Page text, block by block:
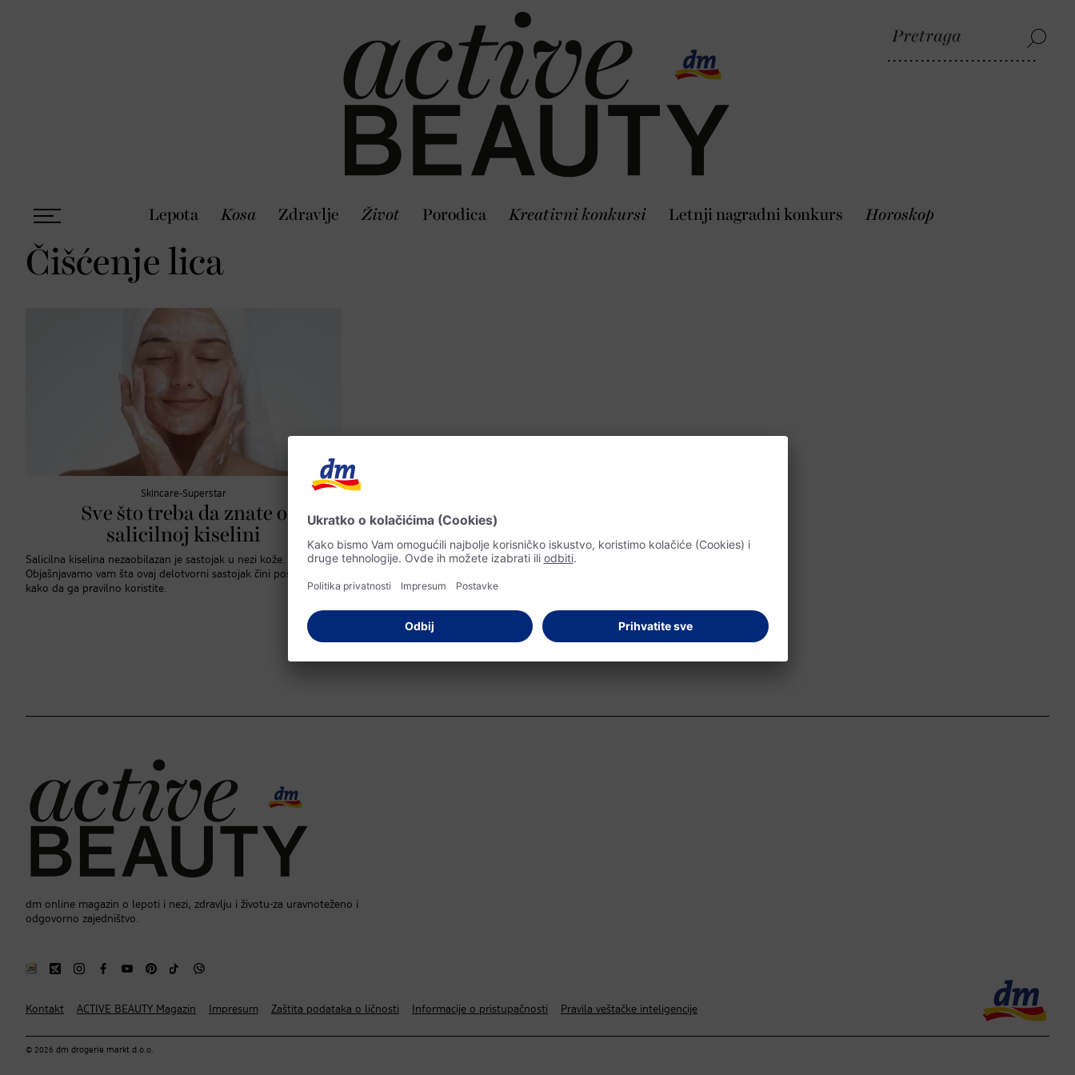
Lepota Kosa Zdravlje Život Porodica Kreativni konkursi Letnji nagradni konkurs Horoskop
Čišćenje lica
Skincare-Superstar
Sve što treba da znate o
salicilnoj kiselini
Salicilna kiselina nezaobilazan je sastojak u nezi kože.
Objašnjavamo vam šta ovaj delotvorni sastojak čini posebnim i
kako da ga pravilno koristite.
dm online magazin o lepoti i nezi, zdravlju i životu-za uravnoteženo i
odgovorno zajedništvo.
Kontakt ACTIVE BEAUTY Magazin Impresum Zaštita podataka o ličnosti Informacije o pristupačnosti Pravila veštačke inteligencije
© 2026 dm drogerie markt d.o.o.